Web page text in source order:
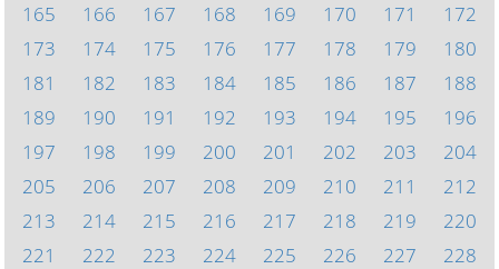
165
166 167 168 169 170 171
172
173
174 175 176 177 178 179
180
181
182 183 184 185 186 187
188
189
190 191 192 193 194 195
196
197
198 199 200 201 202 203
204
205
206 207 208 209 210 211
212
213
214 215 216 217 218 219
220
221
222 223 224 225 226 227
228